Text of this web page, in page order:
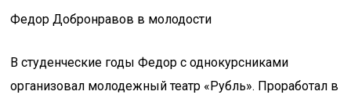
Федор Добронравов в молодости
В студенческие годы Федор с однокурсниками
организовал молодежный театр «Рубль». Проработал в